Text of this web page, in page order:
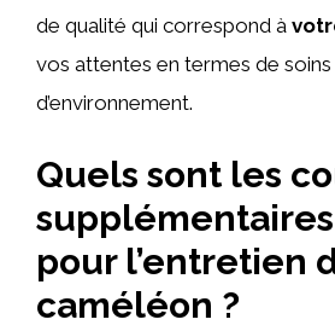
de qualité qui correspond à
vos attentes en termes de
d’environnement.
Quels sont les
pour l’entretien
caméléon ?